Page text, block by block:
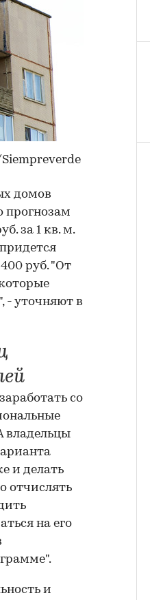
домов
прогнозам
за 1 кв. м.
руб. "От
- уточняют в
со
владельцы
и делать
отчислять
на его
и